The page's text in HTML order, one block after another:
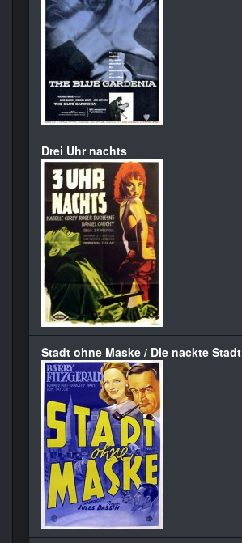
Drei Uhr nachts
Stadt ohne Maske / Die nackte Stadt